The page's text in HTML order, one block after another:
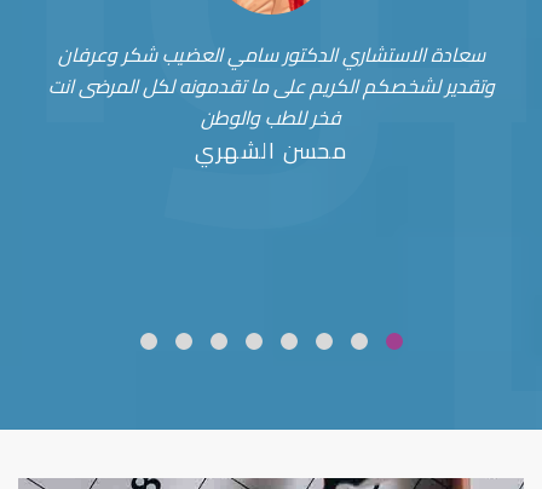
سعادة الاستشاري الدكتور سامي العضيب شكر وعرفان
وتقدير لشخصكم الكريم على ما تقدمونه لكل المرضى انت
فخر للطب والوطن
محسن الشهري